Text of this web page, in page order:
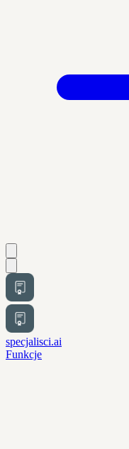
specjalisci.ai
Funkcje